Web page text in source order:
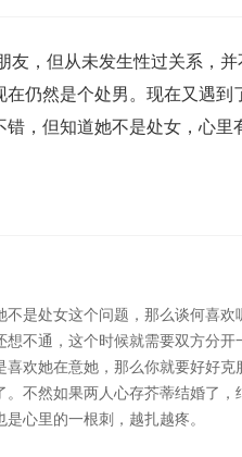
，但从未发生性过关系，
仍然是个处男。现在又遇
，但知道她不是处女，心
是处女这个问题，那么谈何喜
想不通，这个时候就需要双方分
欢她在意她，那么你就要好好
不然如果两人心存芥蒂结婚了
心里的一根刺，越扎越疼。